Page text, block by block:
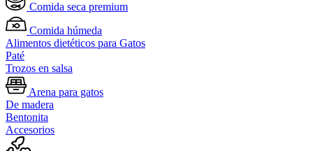
Comida seca premium
Comida húmeda
Alimentos dietéticos para Gatos
Paté
Trozos en salsa
Arena para gatos
De madera
Bentonita
Accesorios